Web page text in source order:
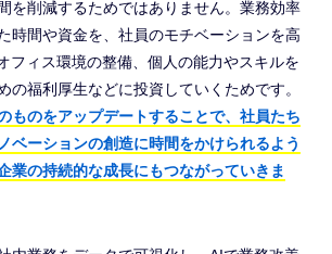
を削減するためではありません。業務効率
時間や資金を、社員のモチベーションを高
フィス環境の整備、個人の能力やスキルを
の福利厚生などに投資していくためです。
ものをアップデートすることで、社員たち
ベーションの創造に時間をかけられるよう
業の持続的な成長にもつながっていきま